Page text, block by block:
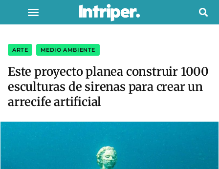
ARTE MEDIO AMBIENTE
Este proyecto planea construir 1000
esculturas de sirenas para crear un
arrecife artificial